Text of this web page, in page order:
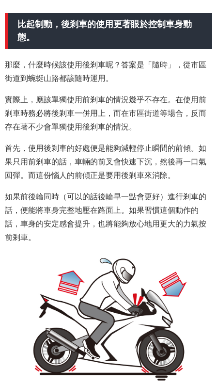
比起制動，後剎車的使用更著眼於控制車身動
態。
那麼，什麼時候該使用後剎車呢？答案是「隨時」，從市區
街道到蜿蜒山路都該隨時運用。
實際上，應該單獨使用前剎車的情況幾乎不存在。在使用前
剎車時務必將後剎車一併用上，而在市區街道等場合，反而
存在著不少會單獨使用後剎車的情況。
首先，使用後剎車的好處便是能夠減輕停止瞬間的前傾。如
果只用前剎車的話，車輛的前叉會快速下沉，然後再一口氣
回彈。而這份惱人的前傾正是要用後剎車來消除。
如果前後輪同時（可以的話後輪早一點會更好）進行剎車的
話，便能將車身完整地壓在路面上。如果習慣這個動作的
話，車身的安定感會提升，也將能夠放心地用更大的力氣按
前剎車。